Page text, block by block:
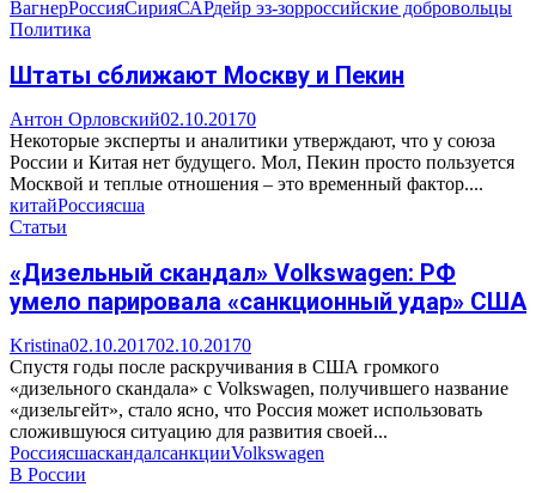
ВагнерРоссияСирияСАРдейр эз-зорроссийские добровольцы
Политика
Штаты сближают Москву и Пекин
Антон Орловский02.10.20170
Некоторые эксперты и аналитики утверждают, что у союза
России и Китая нет будущего. Мол, Пекин просто пользуется
Москвой и теплые отношения – это временный фактор....
китайРоссиясша
Статьи
«Дизельный скандал» Volkswagen: РФ
умело парировала «санкционный удар» США
Kristina02.10.201702.10.20170
Спустя годы после раскручивания в США громкого
«дизельного скандала» с Volkswagen, получившего название
«дизельгейт», стало ясно, что Россия может использовать
сложившуюся ситуацию для развития своей...
РоссиясшаскандалсанкцииVolkswagen
В России